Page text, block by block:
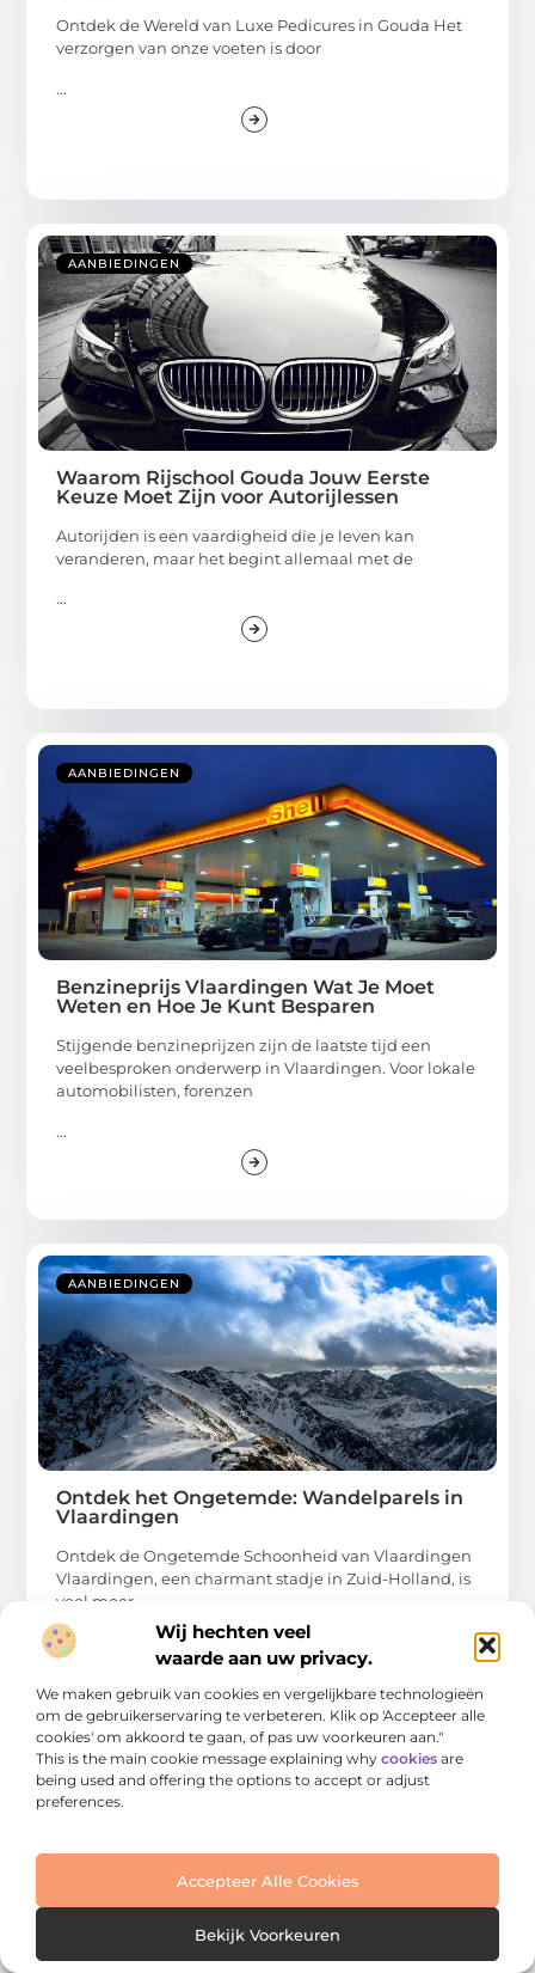
Wij hechten veel
waarde aan uw privacy.
We maken gebruik van cookies en vergelijkbare technologieën
om de gebruikerservaring te verbeteren. Klik op 'Accepteer alle
cookies' om akkoord te gaan, of pas uw voorkeuren aan."
This is the main cookie message explaining why cookies are
being used and offering the options to accept or adjust
preferences.
Accepteer Alle Cookies
Bekijk Voorkeuren
Ontdek de Wereld van Luxe Pedicures in Gouda Het
verzorgen van onze voeten is door
...
AANBIEDINGEN
Waarom Rijschool Gouda Jouw Eerste
Keuze Moet Zijn voor Autorijlessen
Autorijden is een vaardigheid die je leven kan
veranderen, maar het begint allemaal met de
...
AANBIEDINGEN
Benzineprijs Vlaardingen Wat Je Moet
Weten en Hoe Je Kunt Besparen
Stijgende benzineprijzen zijn de laatste tijd een
veelbesproken onderwerp in Vlaardingen. Voor lokale
automobilisten, forenzen
...
AANBIEDINGEN
Ontdek het Ongetemde: Wandelparels in
Vlaardingen
Ontdek de Ongetemde Schoonheid van Vlaardingen
Vlaardingen, een charmant stadje in Zuid-Holland, is
veel meer
...
AANBIEDINGEN